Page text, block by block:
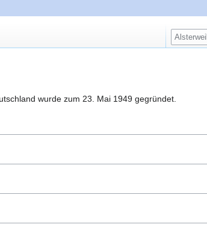
wurde zum 23. Mai 1949 gegründet.
Suche